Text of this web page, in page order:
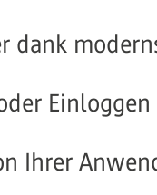
dank
Ihrer